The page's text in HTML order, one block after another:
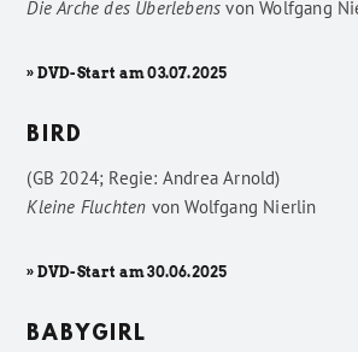
Die Arche des Überlebens vonWolfgang
» DVD-Start am 03.07.2025
BIRD
(GB 2024; Regie: Andrea Arnold)
Kleine Fluchten vonWolfgang Nierlin
» DVD-Start am 30.06.2025
BABYGIRL